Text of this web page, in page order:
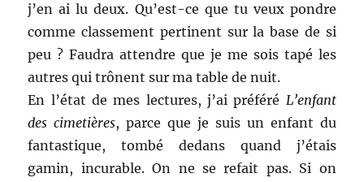
j’en ai lu deux. Qu’est-ce que tu veux pondre
comme classement pertinent sur la base de si
peu ? Faudra attendre que je me sois tapé les
autres qui trônent sur ma table de nuit.
En l’état de mes lectures, j’ai préféré L’enfant
des cimetières, parce que je suis un enfant du
fantastique, tombé dedans quand j’étais
gamin, incurable. On ne se refait pas. Si on